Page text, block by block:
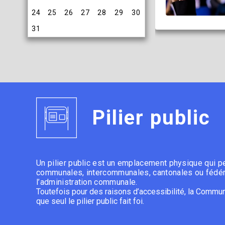
24
25 26 27 28 29
30
31
Pilier public
Un pilier public est un emplacement physique qui
communales, intercommunales, cantonales ou
l’administration communale.
Toutefois pour des raisons d’accessibilité, la
que seul le pilier public fait foi.